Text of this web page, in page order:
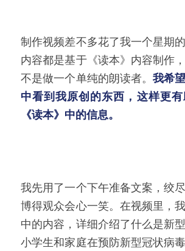
制作视频差不多花了我一个星期
内容都是基于《读本》内容制作
不是做一个单纯的朗读者。我希
中看到我原创的东西，这样更
《读本》中的信息。
我先用了一个下午准备文案，绞
博得观众会心一笑。在视频里，
中的内容，详细介绍了什么是新
小学生和家庭在预防新型冠状病